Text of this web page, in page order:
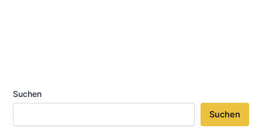
Suchen
Suchen